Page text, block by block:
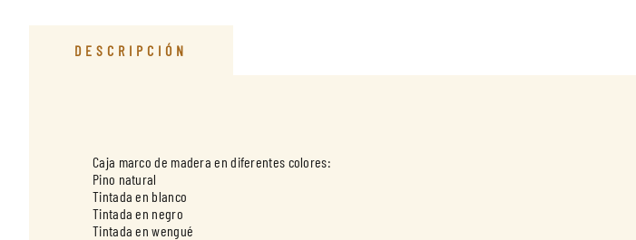
DESCRIPCIÓN
Caja marco de madera en diferentes colores:
Pino natural
Tintada en blanco
Tintada en negro
Tintada en wengué